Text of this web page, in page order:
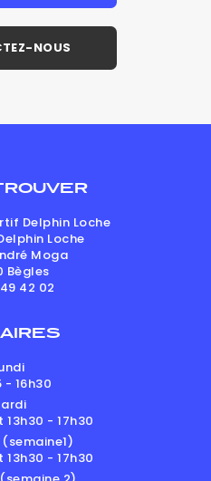
NOUS
Delphin Loche
Loche
Moga
Bègles
42 02
- 16h30
13h30 - 17h30
13h30 - 17h30